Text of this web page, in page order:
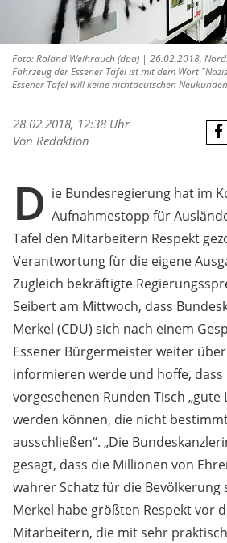
Foto: Roland Weihrauch (dpa) | 26.02.2018,
Fahrzeug der Essener Tafel ist mit dem Wort
Essener Tafel will keine nichtdeutschen
28.02.2018, 12:38 Uhr
Von Redaktion
D ie Bundesregierung hat im
Aufnahmestopp für
Tafel den Mitarbeitern Respekt
Verantwortung für die eigene
Zugleich bekräftigte
Seibert am Mittwoch, dass
Merkel (CDU) sich nach einem
Essener Bürgermeister weiter
informieren werde und hoffe,
vorgesehenen Runden Tisch
werden können, die nicht
ausschließen“. „Die
gesagt, dass die Millionen von
wahrer Schatz für die Bevölkerung
Merkel habe größten Respekt vor
Mitarbeitern, die mit sehr